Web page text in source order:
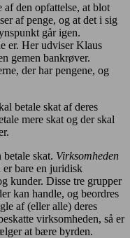
den opfattelse, at blot
af penge, og at det i sig
går igen.
er. Her udviser Klaus
gemen bankrøver.
der har pengene, og
betale skat af deres
mere skat og der skal
skat. Virksomheden
bare en juridisk
kunder. Disse tre grupper
kan handle, og beordres
af (eller alle) deres
virksomheden, så er
at bære byrden.